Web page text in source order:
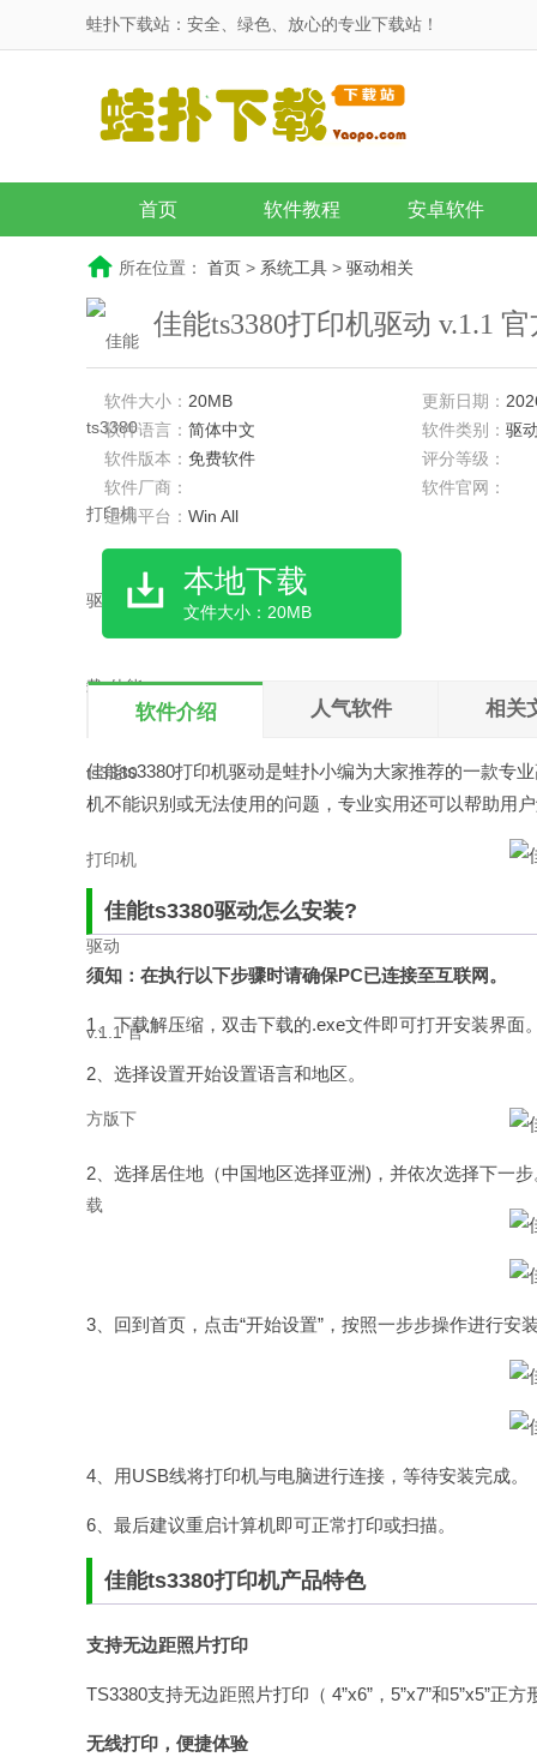
蛙扑下载站：安全、绿色、放心的专业下载站！
首页 软件教程 安卓软件
所在位置： 首页 > 系统工具 > 驱动相关
佳能ts3380打印机驱动 v.1.1
软件大小： 20MB 更新日期：
软件语言： 简体中文 软件类别： 驱
软件版本： 免费软件
评分等级：
软件厂商：
软件官网：
适用平台： Win All
本地下载
文件大小：20MB
软件介绍 人气软件 相关
佳能ts3380打印机驱动是蛙扑小编为大家推荐的一款专
机不能识别或无法使用的问题，专业实用还可以帮助用
佳能ts3380驱动怎么安装?
须知：在执行以下步骤时请确保PC已连接至互联网。
1、下载解压缩，双击下载的.exe文件即可打开安装界面
2、选择设置开始设置语言和地区。
2、选择居住地（中国地区选择亚洲)，并依次选择下一步
3、回到首页，点击“开始设置”，按照一步步操作进行安
4、用USB线将打印机与电脑进行连接，等待安装完成。
6、最后建议重启计算机即可正常打印或扫描。
佳能ts3380打印机产品特色
支持无边距照片打印
TS3380支持无边距照片打印（ 4”x6”，5”x7”和5”x5”正
无线打印，便捷体验